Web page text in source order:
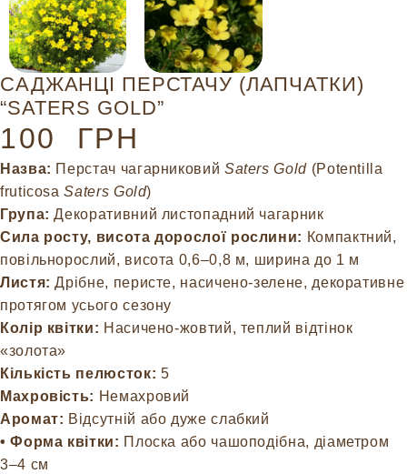
САДЖАНЦІ ПЕРСТАЧУ (ЛАПЧАТКИ)
“SATERS GOLD”
100 ГРН
Назва: Перстач чагарниковий Saters Gold(Potentilla
fruticosaSaters Gold)
Група: Декоративний листопадний чагарник
Сила росту, висота дорослої рослини: Компактний,
повільнорослий, висота 0,6–0,8 м, ширина до 1 м
Листя: Дрібне, перисте, насичено-зелене, декоративне
протягом усього сезону
Колір квітки: Насичено-жовтий, теплий відтінок
«золота»
Кількість пелюсток: 5
Махровість: Немахровий
Аромат: Відсутній або дуже слабкий
• Форма квітки: Плоска або чашоподібна, діаметром
3–4 см